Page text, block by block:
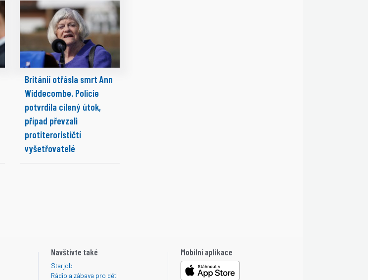
Británií otřásla smrt Ann
Widdecombe. Policie
potvrdila cílený útok,
případ převzali
protiterorističtí
vyšetřovatelé
Navštivte také
Starjob
Rádio a zábava pro děti
Mobilní aplikace